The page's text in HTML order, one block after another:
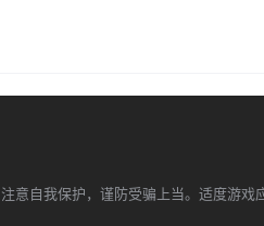
意自我保护，谨防受骗上当。适度游戏